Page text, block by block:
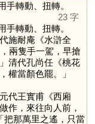
手轉動、扭轉。
23 字
手轉動、扭轉。
施耐庵《水滸全
兩隻手一駕，早搶
清代孔尚任《桃花
權當顏色罷。」
代王實甫《西廂
作，來往向人前，
把那萬里之遙，只當